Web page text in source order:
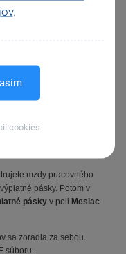
.
cookies
sú zamestnanci
pracovné pomery
sa vyčísli v súčte ako
teraz môžete tlačiť
pásky za viacero mesiacov
mzdy pracovného
pásky. Potom v
pásky v poli Mesiac
sa zoradia za sebou.
súboru.